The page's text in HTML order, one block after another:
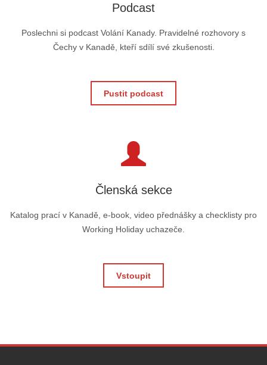
Podcast
Poslechni si podcast Volání Kanady. Pravidelné rozhovory s
Čechy v Kanadě, kteří sdílí své zkušenosti.
Pustit podcast
Členská sekce
Katalog prací v Kanadě, e-book, video přednášky a checklisty pro
Working Holiday uchazeče.
Vstoupit